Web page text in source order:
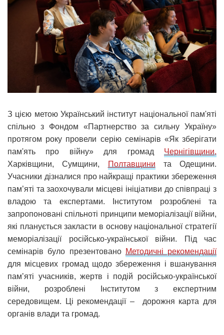
З цією метою Український інститут національної пам'яті
спільно з Фондом «Партнерство за сильну Україну»
протягом року провели серію семінарів «Як зберігати
пам'ять про війну» для громад Чернігівщини,
Харківщини, Сумщини,
Полтавщини та Одещини.
Учасники дізналися про найкращі практики збереження
пам’яті та заохочували місцеві ініціативи до співпраці з
владою та експертами. Інститутом розроблені та
запропоновані спільноті принципи меморіалізації війни,
які планується закласти в основу національної стратегії
меморіалізації російсько-української війни. Під час
семінарів було презентовано Методичні рекомендації
для місцевих громад щодо збереження і вшанування
памʼяті учасників, жертв і подій російсько-української
війни, розроблені Інститутом з експертним
середовищем. Ці рекомендації – дорожня карта для
органів влади та громад.